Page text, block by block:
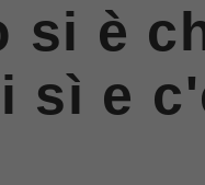
si è
sì e